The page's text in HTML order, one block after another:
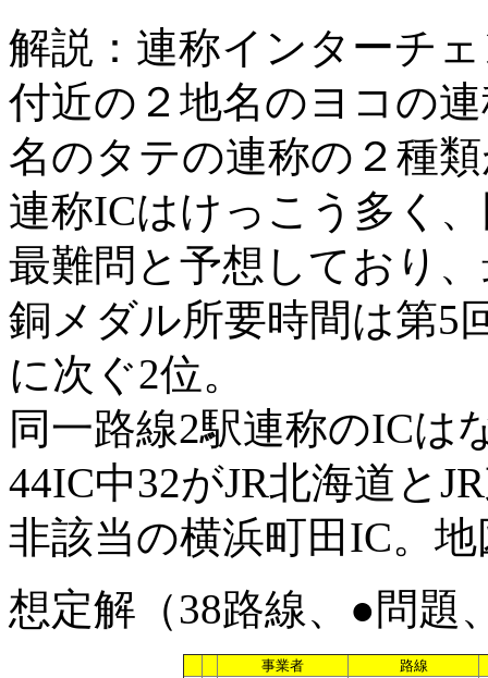
解説：連称インターチ
付近の２地名のヨコの
名のタテの連称の２種
連称ICはけっこう多く
最難問と予想しており
銅メダル所要時間は第5
に次ぐ2位。
同一路線2駅連称のICは
44IC中32がJR北海道と
非該当の横浜町田IC。
想定解（38路線、●問
事業者 路線